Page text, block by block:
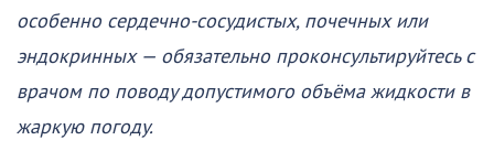
особенно сердечно-сосудистых, почечных или
эндокринных — обязательно проконсультируйтесь с
врачом по поводу допустимого объёма жидкости в
жаркую погоду.